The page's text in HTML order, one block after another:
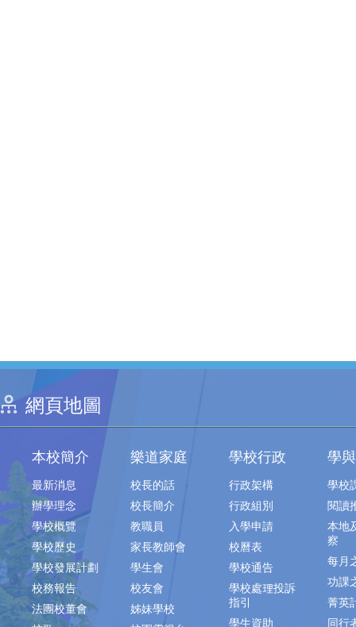
網頁地圖
本校簡介
最新消息
辦學理念
學校概覽
學校歷史
學校發展計劃
校務報告
法團校董會
樂道家庭
校長的話
校長簡介
教職員
家長教師會
學生會
校友會
姊妹學校
學校行政
行政架構
行政組別
入學申請
校曆表
學校通告
學校處理投訴
指引
學生資助
學
學校
閱讀
本地
察
每月
功課
菁英
同行